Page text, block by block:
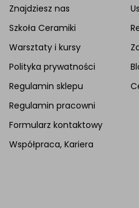
Znajdziesz nas
Szkoła Ceramiki
Warsztaty i kursy
Polityka prywatności
Regulamin sklepu
Regulamin pracowni
Formularz kontaktowy
Współpraca, Kariera